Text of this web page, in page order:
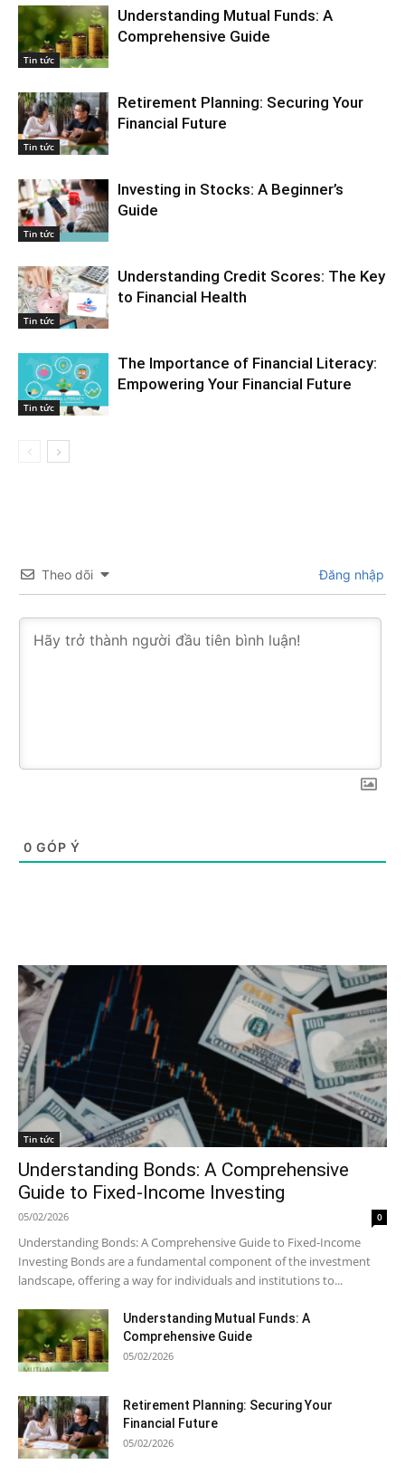
Tin tức
Understanding Mutual Funds: A
Comprehensive Guide
Tin tức
Retirement Planning: Securing Your
Financial Future
Tin tức
Investing in Stocks: A Beginner’s
Guide
Tin tức
Understanding Credit Scores: The Key
to Financial Health
Tin tức
The Importance of Financial Literacy:
Empowering Your Financial Future
Theo dõi Đăng nhập
0 GÓP Ý
Tin tức
Understanding Bonds: A Comprehensive
Guide to Fixed-Income Investing
05/02/2026 0
Understanding Bonds: A Comprehensive Guide to Fixed-Income
Investing Bonds are a fundamental component of the investment
landscape, offering a way for individuals and institutions to...
Understanding Mutual Funds: A
Comprehensive Guide
05/02/2026
Retirement Planning: Securing Your
Financial Future
05/02/2026